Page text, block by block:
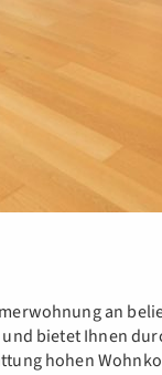
an
und bietet Ihnen
hohen